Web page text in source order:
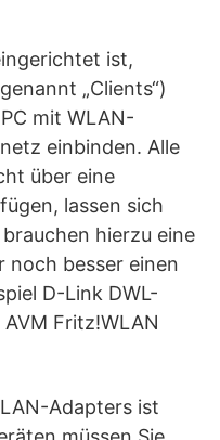
ist,
„Clients“)
mit WLAN-
einbinden. Alle
über eine
lassen sich
hierzu eine
besser einen
D-Link DWL-
Fritz!WLAN
Adapters ist